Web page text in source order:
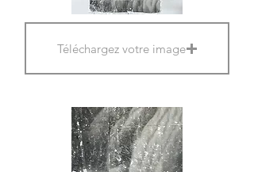
Téléchargez votre image